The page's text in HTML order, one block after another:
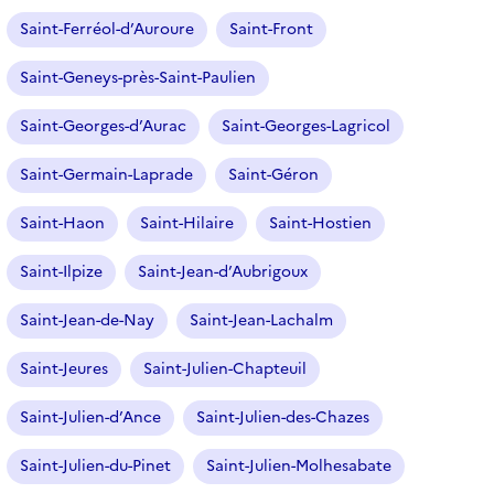
Saint-Ferréol-d’Auroure Saint-Front
Saint-Geneys-près-Saint-Paulien
Saint-Georges-d’Aurac Saint-Georges-Lagricol
Saint-Germain-Laprade Saint-Géron
Saint-Haon Saint-Hilaire Saint-Hostien
Saint-Ilpize Saint-Jean-d’Aubrigoux
Saint-Jean-de-Nay Saint-Jean-Lachalm
Saint-Jeures Saint-Julien-Chapteuil
Saint-Julien-d’Ance Saint-Julien-des-Chazes
Saint-Julien-du-Pinet Saint-Julien-Molhesabate